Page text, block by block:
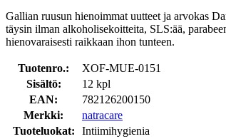
Gallian ruusun hienoimmat uutteet ja arvokas
täysin ilman alkoholisekoitteita, SLS:ää,
hienovaraisesti raikkaan ihon tunteen.
Tuotenro.:
XOF-MUE-0151
Sisältö:
12 kpl
EAN:
782126200150
Merkki:
natracare
Tuoteluokat:
Intiimihygienia